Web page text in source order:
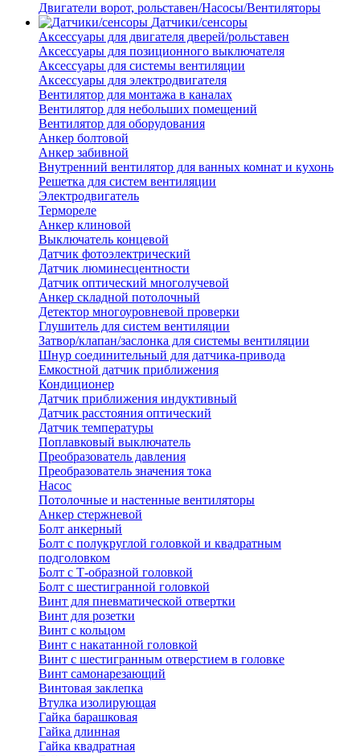
Двигатели ворот, рольставен/Насосы/Вентиляторы
Датчики/сенсоры
Аксессуары для двигателя дверей/рольставен
Аксессуары для позиционного выключателя
Аксессуары для системы вентиляции
Аксессуары для электродвигателя
Вентилятор для монтажа в каналах
Вентилятор для небольших помещений
Вентилятор для оборудования
Анкер болтовой
Анкер забивной
Внутренний вентилятор для ванных комнат и кухонь
Решетка для систем вентиляции
Электродвигатель
Термореле
Анкер клиновой
Выключатель концевой
Датчик фотоэлектрический
Датчик люминесцентности
Датчик оптический многолучевой
Анкер складной потолочный
Детектор многоуровневой проверки
Глушитель для систем вентиляции
Затвор/клапан/заслонка для системы вентиляции
Шнур соединительный для датчика-привода
Емкостной датчик приближения
Кондиционер
Датчик приближения индуктивный
Датчик расстояния оптический
Датчик температуры
Поплавковый выключатель
Преобразователь давления
Преобразователь значения тока
Насос
Потолочные и настенные вентиляторы
Анкер стержневой
Болт анкерный
Болт с полукруглой головкой и квадратным
подголовком
Болт с Т-образной головкой
Болт с шестигранной головкой
Винт для пневматической отвертки
Винт для розетки
Винт с кольцом
Винт с накатанной головкой
Винт с шестигранным отверстием в головке
Винт самонарезающий
Винтовая заклепка
Втулка изолирующая
Гайка барашковая
Гайка длинная
Гайка квадратная